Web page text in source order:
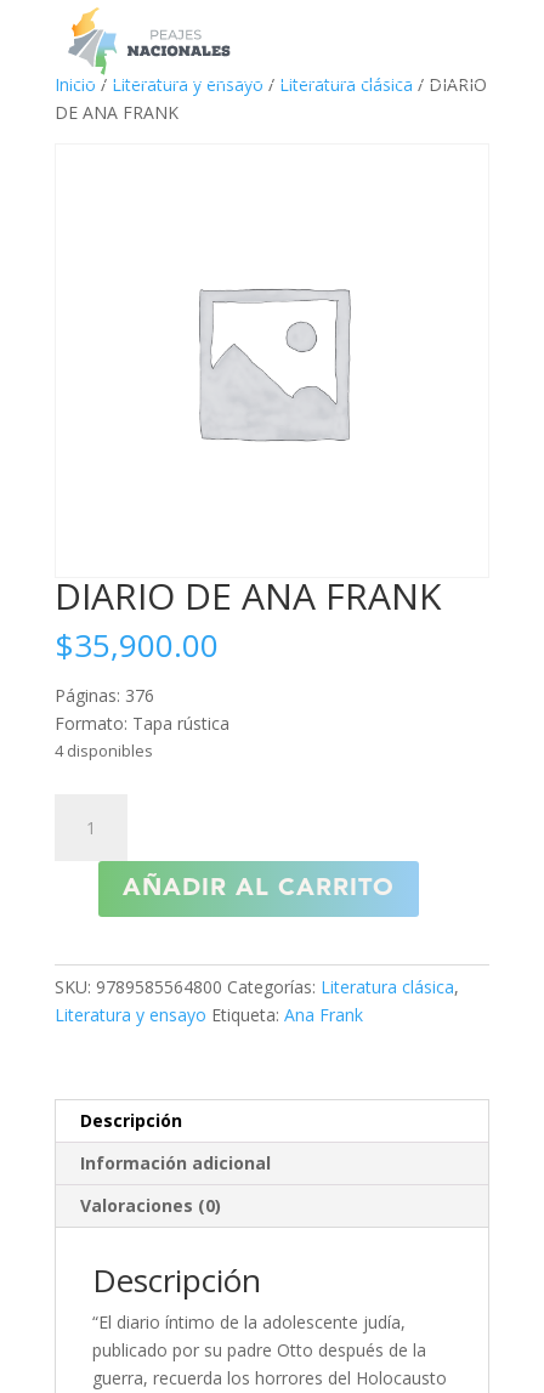
Inicio / Literatura y ensayo / Literatura clásica / DIARIO
DE ANA FRANK
DIARIO DE ANA FRANK
$35,900.00
Páginas: 376
Formato: Tapa rústica
4 disponibles
cantidad
AÑADIR AL CARRITO
SKU: 9789585564800 Categorías: Literatura clásica,
Literatura y ensayo Etiqueta: Ana Frank
Descripción
Información adicional
Valoraciones (0)
Descripción
“El diario íntimo de la adolescente judía,
publicado por su padre Otto después de la
guerra, recuerda los horrores del Holocausto